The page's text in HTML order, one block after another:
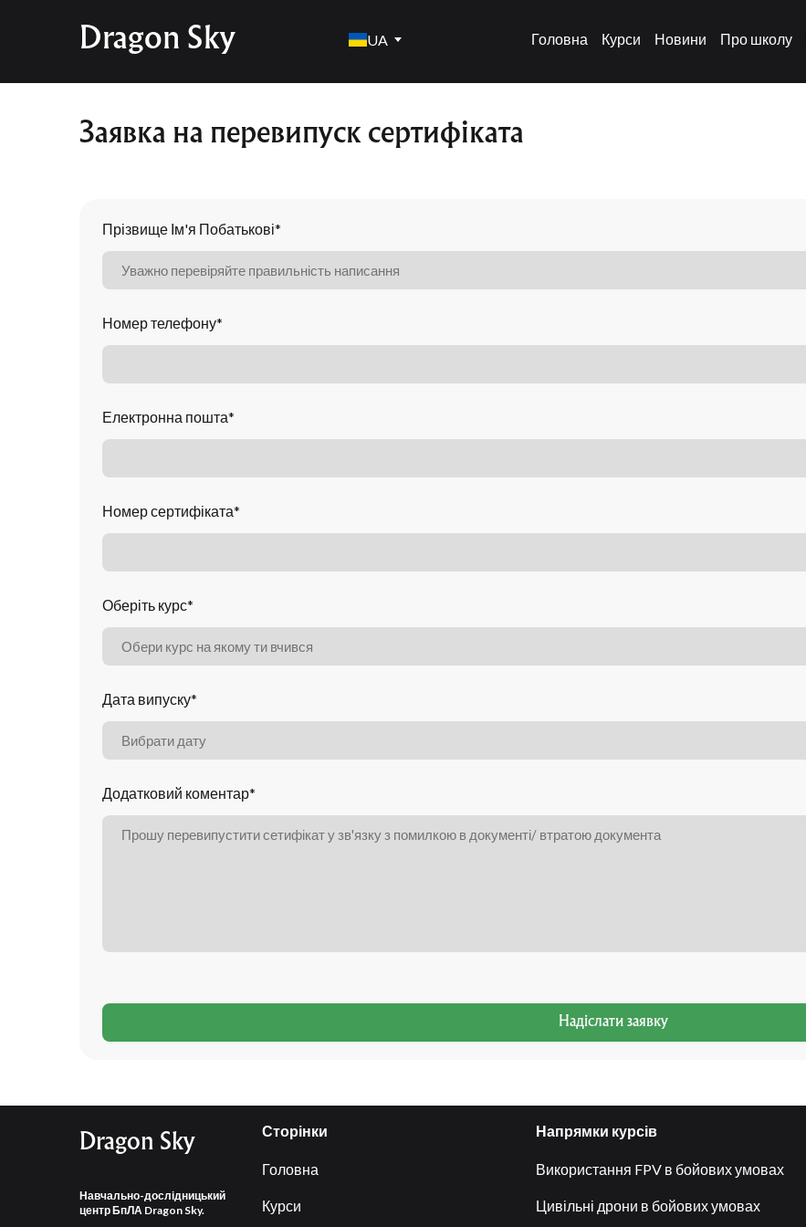
Dragon Sky UA Головна Курси Новини Про школу
Заявка на перевипуск сертифіката
Прізвище Ім'я Побатькові*
Номер телефону*
Електронна пошта*
Номер сертифіката*
Оберіть курс*
Дата випуску*
Вибрати дату
Додатковий коментар*
Надіслати заявку
Dragon Sky
Навчально-дослідницький
центр БпЛА Dragon Sky.
Сторінки
Головна
Курси
Напрямки курсів
Використання FPV в бойових умовах
Цивільні дрони в бойових умовах